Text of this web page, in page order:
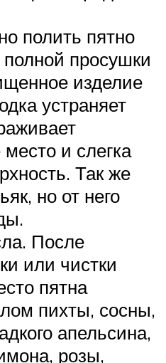
полить пятно
просушки
изделие
устраняет
и слегка
Так же
но от него
После
или чистки
пятна
пихты, сосны,
апельсина,
розы,